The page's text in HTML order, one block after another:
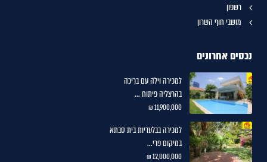
רשפון
מושבי חוף השרון
נכסים אחרונים
למכירה וילה עם בריכה
בהרצליה פיתוח ...
11,900,000 ₪
למכירה בבלעדיות בית סבתא
במיקום פרי...
12,000,000 ₪